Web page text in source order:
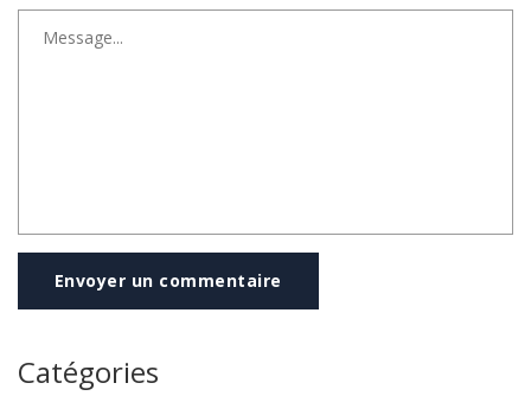
Envoyer un commentaire
Catégories